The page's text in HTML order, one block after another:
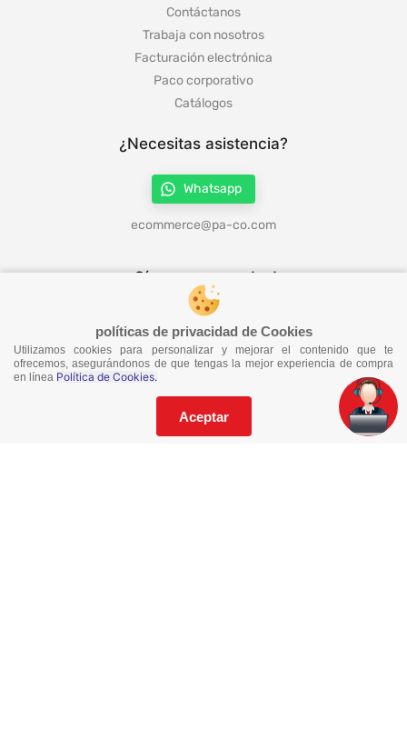
políticas de privacidad de Cookies
Utilizamos cookies para personalizar y mejorar el contenido que te
ofrecemos, asegurándonos de que tengas la mejor experiencia de compra
en línea Política de Cookies.
Aceptar
Contáctanos
Trabaja con nosotros
Facturación electrónica
Paco corporativo
Catálogos
¿Necesitas asistencia?
Whatsapp
ecommerce@pa-co.com
¡Síguenos en redes!
¡No te pierdas nuestras ofertas!
Suscríbete a nuestro Catalogo